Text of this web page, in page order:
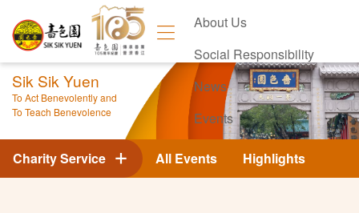
About Us
Social Responsibility
News
Events
Contact Us
Sik Sik Yuen
To Act Benevolently and
To Teach Benevolence
All Events Highlights
Charity Service